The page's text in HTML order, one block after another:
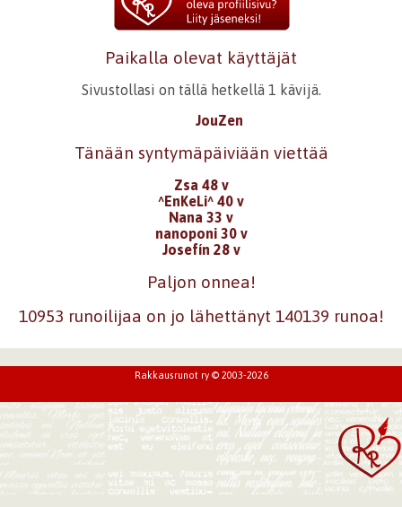
Paikalla olevat käyttäjät
Sivustollasi on tällä hetkellä 1 kävijä.
JouZen
Tänään syntymäpäiviään viettää
Zsa 48 v
^EnKeLi^ 40 v
Nana 33 v
nanoponi 30 v
Josefín 28 v
Paljon onnea!
10953 runoilijaa on jo lähettänyt 140139 runoa!
Rakkausrunot ry © 2003-2026